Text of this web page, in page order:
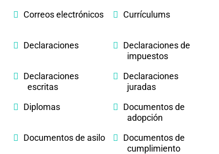
Correos electrónicos
Currículums
Declaraciones
Declaraciones de
impuestos
Declaraciones
escritas
Declaraciones
juradas
Diplomas
Documentos de
adopción
Documentos de asilo
Documentos de
cumplimiento